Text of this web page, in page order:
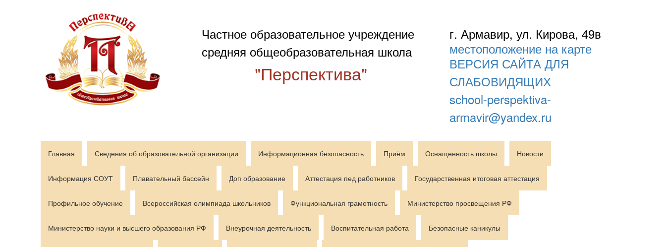
Частное образовательное учреждение
средняя общеобразовательная школа
"Перспектива"
г. Армавир, ул. Кирова, 49в
местоположение на карте
ВЕРСИЯ САЙТА ДЛЯ
СЛАБОВИДЯЩИХ
school-perspektiva-
armavir@yandex.ru
Главная Сведения об образовательной организации Информационная безопасность Приём Оснащенность школы Новости
Информация СОУТ Плавательный бассейн Доп образование Аттестация пед работников Государственная итоговая аттестация
Профильное обучение Всероссийская олимпиада школьников Функциональная грамотность Министерство просвещения РФ
Министерство науки и высшего образования РФ Внеурочная деятельность Воспитательная работа Безопасные каникулы